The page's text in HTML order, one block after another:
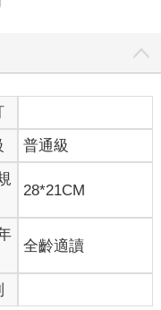
除描述其最易識別的特
讀者標出每一物種與相
是，本圖鑑也拍攝到許
，對專業研究人員來說
區到處都有植物，認識
美，你會發現認識植物
可以讓你容易進入植物
已完整呈現台灣原生的
栩如生，躍然紙上，所
普通級
28*21CM
全齡適讀